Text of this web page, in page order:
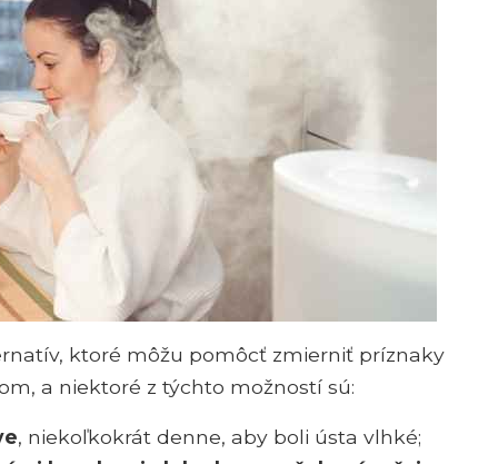
ktoré môžu pomôcť zmierniť príznaky
a niektoré z týchto možností sú:
, niekoľkokrát denne, aby boli ústa vlhké;